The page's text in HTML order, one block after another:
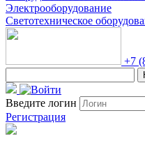
Электрооборудование
Светотехническое
+7
Введите логин
Регистрация